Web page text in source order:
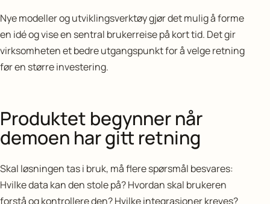
Nye modeller og utviklingsverktøy gjør det mulig å forme
en idé og vise en sentral brukerreise på kort tid. Det gir
virksomheten et bedre utgangspunkt for å velge retning
før en større investering.
Produktet begynner når
demoen har gitt retning
Skal løsningen tas i bruk, må flere spørsmål besvares:
Hvilke data kan den stole på? Hvordan skal brukeren
forstå og kontrollere den? Hvilke integrasjoner kreves?